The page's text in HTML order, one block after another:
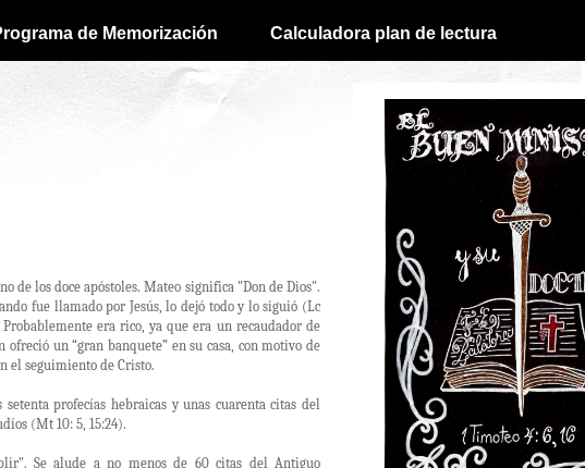
de Memorización Calculadora plan de lectura
de los doce apóstoles. Mateo significa "Don de Dios".
fue llamado por Jesús, lo dejó todo y lo siguió (Lc
era rico, ya que era un recaudador de
un “gran banquete” en su casa, con motivo de
el seguimiento de Cristo.
profecías hebraicas y unas cuarenta citas del
(Mt 10: 5, 15:24).
Se alude a no menos de 60 citas del Antiguo